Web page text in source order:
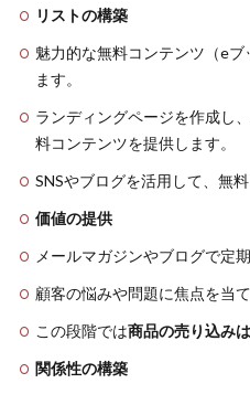
リストの構築
魅力的な無料コンテンツ（e
ます。
ランディングページを作成し
料コンテンツを提供します。
SNSやブログを活用して、無
価値の提供
メールマガジンやブログで定
顧客の悩みや問題に焦点を当
この段階では商品の売り込み
関係性の構築